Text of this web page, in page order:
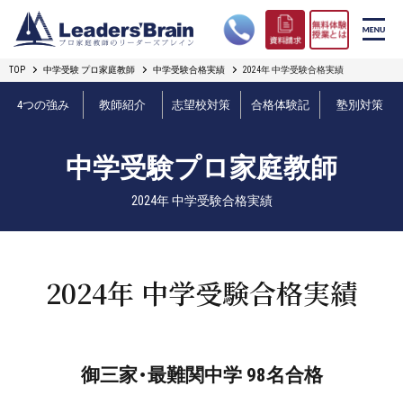
リーダーズブレインの強み
プロ教師紹介
短期フリープラン
TOP 中学受験 プロ家庭教師 中学受験合格実績 2024年 中学受験合格実績
4つの強み 教師紹介 志望校対策 合格体験記 塾別対策
中学受験プロ家庭教師
2024年 中学受験合格実績
2024年 中学受験合格実績
御三家・最難関中学 98名合格